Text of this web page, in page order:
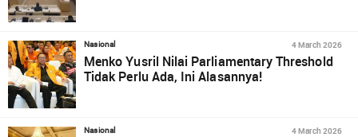
Nasional 4 March 2026
Menko Yusril Nilai Parliamentary Threshold
Tidak Perlu Ada, Ini Alasannya!
Nasional 4 March 2026